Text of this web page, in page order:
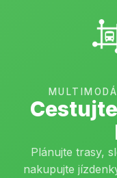
Plánujte trasy,
nakupujte